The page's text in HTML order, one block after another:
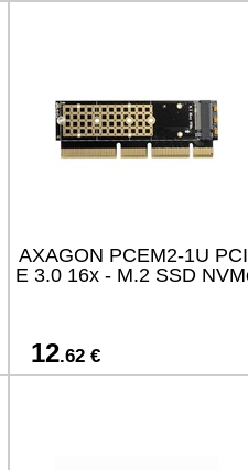
AXAGON PCEM2-1U
E 3.0 16x - M.2 SSD
12.62 €